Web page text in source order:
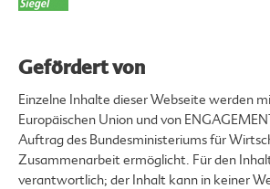
Gefördert von
Einzelne Inhalte dieser Webseite werden
Europäischen Union und von
Auftrag des Bundesministeriums für
Zusammenarbeit ermöglicht. Für den
verantwortlich; der Inhalt kann in keiner